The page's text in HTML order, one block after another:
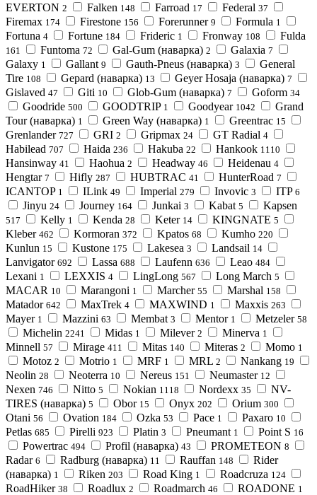
EVERTON 2 Falken 148 Farroad 17 Federal 37
Firemax 174 Firestone 156 Forerunner 9 Formula 1
Fortuna 4 Fortune 184 Frideric 1 Fronway 108 Fulda
161 Funtoma 72 Gal-Gum (наварка) 2 Galaxia 7
Galaxy 1 Gallant 9 Gauth-Pneus (наварка) 3
General
Tire 108 Gepard (наварка) 13 Geyer Hosaja (наварка) 7
Gislaved 47 Giti 10 Glob-Gum (наварка) 7 Goform 34
Goodride 500 GOODTRIP 1 Goodyear 1042
Grand
Tour (наварка) 1 Green Way (наварка) 1 Greentrac 15
Grenlander 727 GRI 2 Gripmax 24 GT Radial 4
Habilead 707 Haida 236 Hakuba 22 Hankook 1110
Hansinway 41 Haohua 2 Headway 46 Heidenau 4
Hengtar 7 Hifly 287 HUBTRAC 41 HunterRoad 7
ICANTOP 1 ILink 49 Imperial 279 Invovic 3 ITP 6
Jinyu 24 Journey 164 Junkai 3 Kabat 5 Kapsen
517 Kelly 1 Kenda 28 Keter 14 KINGNATE 5
Kleber 462 Kormoran 372 Kpatos 68 Kumho 220
Kunlun 15 Kustone 175 Lakesea 3 Landsail 14
Lanvigator 692 Lassa 688 Laufenn 636 Leao 484
Lexani 1 LEXXIS 4 LingLong 567 Long March 5
MACAR 10 Marangoni 1 Marcher 55 Marshal 158
Matador 642 MaxTrek 4 MAXWIND 1 Maxxis 263
Mayer 1 Mazzini 63 Membat 3 Mentor 1 Metzeler 58
Michelin 2241 Midas 1 Milever 2 Minerva 1
Minnell 57 Mirage 411 Mitas 140 Miteras 2 Momo 1
Motoz 2 Motrio 1 MRF 1 MRL 2 Nankang 19
Neolin 28 Neoterra 10 Nereus 151 Neumaster 12
Nexen 746 Nitto 5 Nokian 1118 Nordexx 35
NV-
TIRES (наварка) 5 Obor 15 Onyx 202 Orium 300
Otani 56 Ovation 184 Ozka 53 Pace 1 Paxaro 10
Petlas 685 Pirelli 923 Platin 3 Pneumant 1 Point S 16
Powertrac 494 Profil (наварка) 43 PROMETEON 8
Radar 6 Radburg (наварка) 11 Rauffan 148
Rider
(наварка) 1 Riken 203 Road King 1 Roadcruza 124
RoadHiker 38 Roadlux 2 Roadmarch 46 ROADONE 1